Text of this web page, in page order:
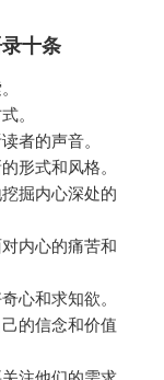
十条
。
者的声音。
形式和风格。
掘内心深处的
内心的痛苦和
心和求知欲。
的信念和价值